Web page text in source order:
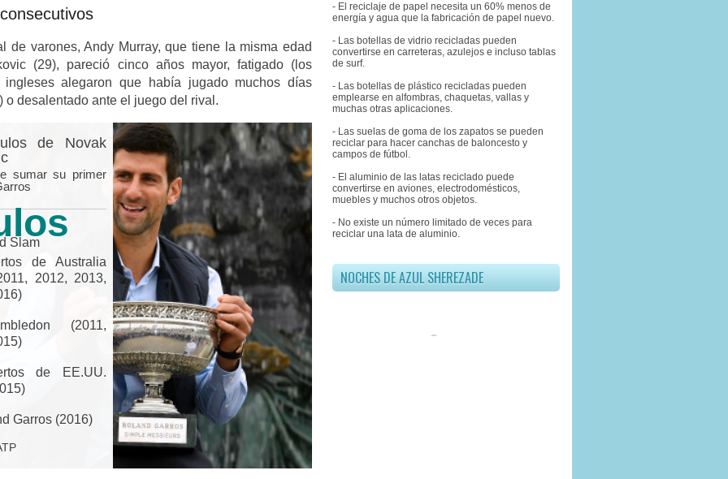
de varones, Andy Murray, que tiene la misma edad
(29), pareció cinco años mayor, fatigado (los
ingleses alegaron que había jugado muchos días
o desalentado ante el juego del rival.
de Novak
sumar su primer
Slam
de Australia
2012, 2013,
(2011,
de EE.UU.
Garros (2016)
- El reciclaje de papel necesita un 60% menos de
energía y agua que la fabricación de papel nuevo.
- Las botellas de vidrio recicladas pueden
convertirse en carreteras, azulejos e incluso tablas
de surf.
- Las botellas de plástico recicladas pueden
emplearse en alfombras, chaquetas, vallas y
muchas otras aplicaciones.
- Las suelas de goma de los zapatos se pueden
reciclar para hacer canchas de baloncesto y
campos de fútbol.
- El aluminio de las latas reciclado puede
convertirse en aviones, electrodomésticos,
muebles y muchos otros objetos.
- No existe un número limitado de veces para
reciclar una lata de aluminio.
NOCHES DE AZUL SHEREZADE